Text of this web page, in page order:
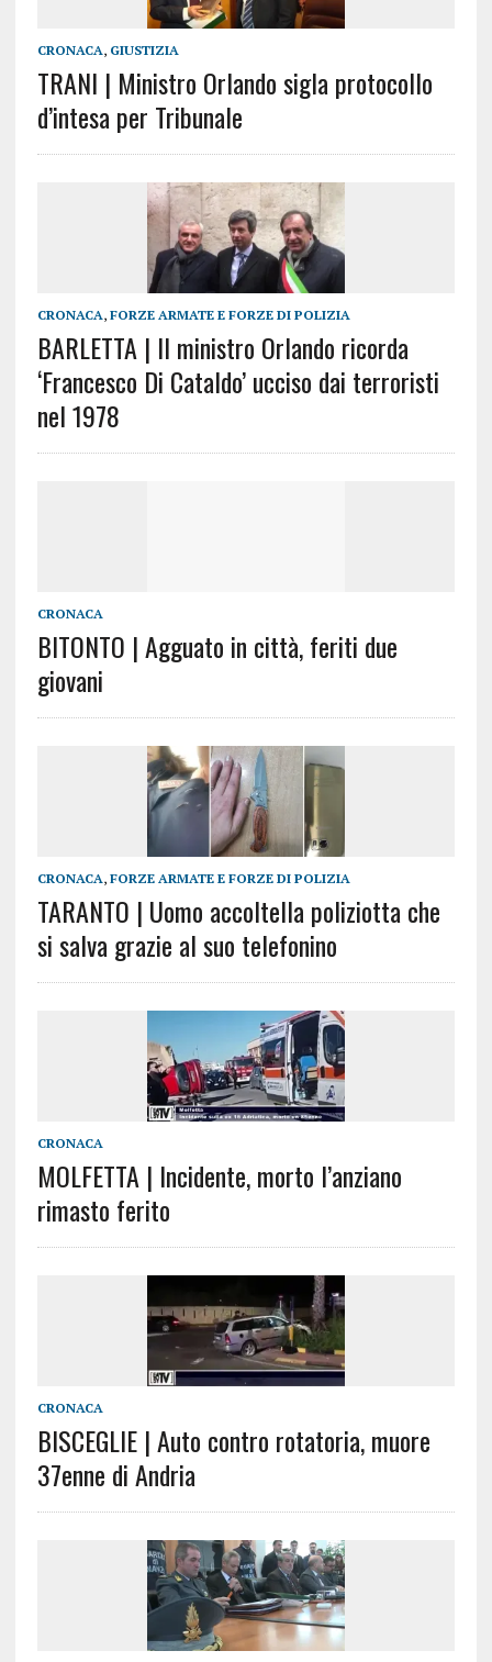
CRONACA, GIUSTIZIA
TRANI | Ministro Orlando sigla protocollo
d’intesa per Tribunale
CRONACA, FORZE ARMATE E FORZE DI POLIZIA
BARLETTA | Il ministro Orlando ricorda
‘Francesco Di Cataldo’ ucciso dai terroristi
nel 1978
CRONACA
BITONTO | Agguato in città, feriti due
giovani
CRONACA, FORZE ARMATE E FORZE DI POLIZIA
TARANTO | Uomo accoltella poliziotta che
si salva grazie al suo telefonino
CRONACA
MOLFETTA | Incidente, morto l’anziano
rimasto ferito
CRONACA
BISCEGLIE | Auto contro rotatoria, muore
37enne di Andria